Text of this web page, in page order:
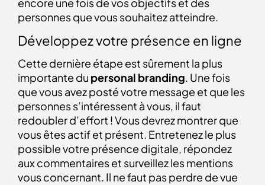
personnes que vous souhaitez atteindre.
Développez votre présence en ligne
Cette dernière étape est sûrement la plus
importante du personal branding. Une fois
que vous avez posté votre message et que les
personnes s’intéressent à vous, il faut
redoubler d’effort ! Vous devrez montrer que
vous êtes actif et présent. Entretenez le plus
possible votre présence digitale, répondez
aux commentaires et surveillez les mentions
vous concernant. Il ne faut pas perdre de vue